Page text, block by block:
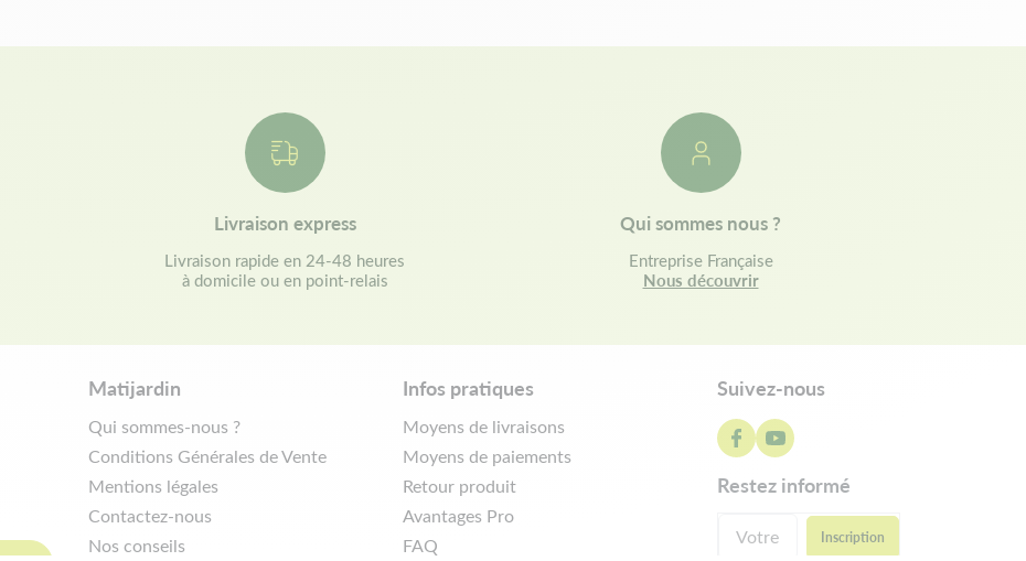
Livraison express
Livraison rapide en 24-48 heures
à domicile ou en point-relais
Qui sommes nous ?
Entreprise Française
Nous découvrir
Matijardin
Qui sommes-nous ?
Conditions Générales de Vente
Mentions légales
Contactez-nous
Nos conseils
Infos pratiques
Moyens de livraisons
Moyens de paiements
Retour produit
Avantages Pro
FAQ
Suivez-nous
restez informé